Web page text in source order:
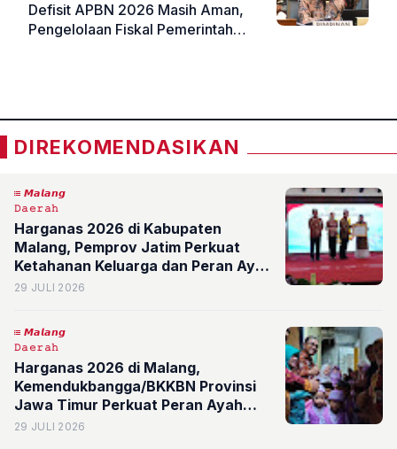
Defisit APBN 2026 Masih Aman,
Pengelolaan Fiskal Pemerintah
DIREKOMENDASIKAN
𝙈𝙖𝙡𝙖𝙣𝙜
𝙳𝚊𝚎𝚛𝚊𝚑
Harganas 2026 di Kabupaten
Malang, Pemprov Jatim Perkuat
Ketahanan Keluarga dan Peran Ayah
Cegah Fenomena Fatherless
29 JULI 2026
𝙈𝙖𝙡𝙖𝙣𝙜
𝙳𝚊𝚎𝚛𝚊𝚑
Harganas 2026 di Malang,
Kemendukbangga/BKKBN Provinsi
Jawa Timur Perkuat Peran Ayah
Gencarkan Program GENTING Cegah
29 JULI 2026